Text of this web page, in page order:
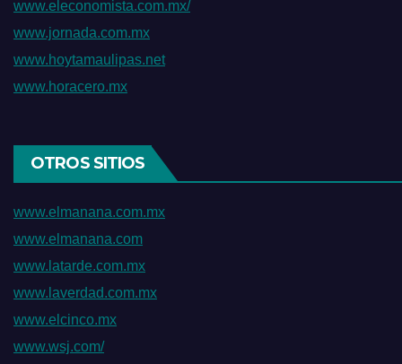
www.eleconomista.com.mx/
www.jornada.com.mx
www.hoytamaulipas.net
www.horacero.mx
OTROS SITIOS
www.elmanana.com.mx
www.elmanana.com
www.latarde.com.mx
www.laverdad.com.mx
www.elcinco.mx
www.wsj.com/